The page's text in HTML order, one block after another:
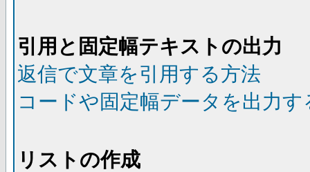
引用と固定幅テキストの出力
返信で文章を引用する方法
コードや固定幅データを出力す
リストの作成